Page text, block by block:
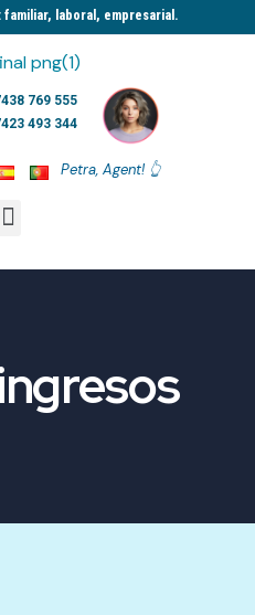
laboral, empresarial.​
769 555
493 344
Petra, Agent! 👆